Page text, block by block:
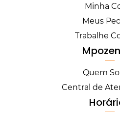
Minha
Meus
Trabalhe
Quem
Central de